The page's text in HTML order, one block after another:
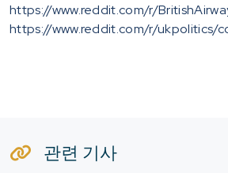
https://www.reddit.com/r/
https://www.reddit.com/r/ukpolitics/
관련 기사